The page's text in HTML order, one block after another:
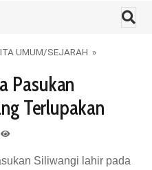
UMUM/SEJARAH »
Pasukan
Terlupakan
Siliwangi lahir pada